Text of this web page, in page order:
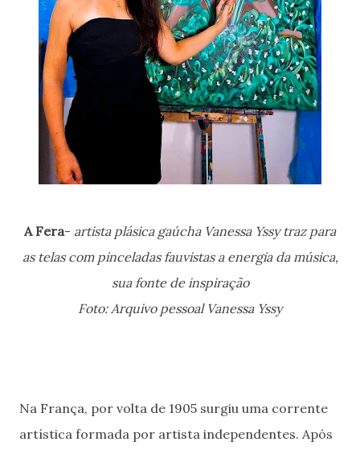
A Fera- artista plásica gaúcha Vanessa Yssy traz para
as telas com pinceladas fauvistas a energia da música,
sua fonte de inspiração
Foto: Arquivo pessoal Vanessa Yssy
Na França, por volta de 1905 surgiu uma corrente
artística formada por artista independentes. Após